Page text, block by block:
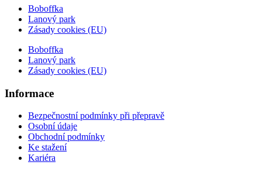
Boboffka
Lanový park
Zásady cookies (EU)
Boboffka
Lanový park
Zásady cookies (EU)
Informace
Bezpečnostní podmínky při přepravě
Osobní údaje
Obchodní podmínky
Ke stažení
Kariéra